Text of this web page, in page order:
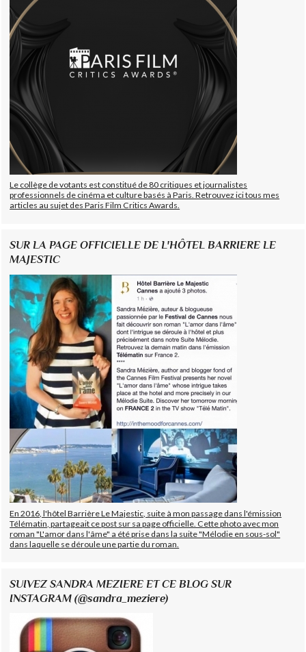
Le collège de votants est constitué de 80 critiques et journalistes
professionnels de cinéma et culture basés à Paris. Retrouvez ici tous mes
articles au sujet des Paris Film Critics Awards.
SUR LA PAGE OFFICIELLE DE L'HÔTEL BARRIERE LE
MAJESTIC
En 2016, l'hôtel Barrière Le Majestic, suite à mon passage dans l'émission
Télématin, partageait ce post sur sa page officielle. Cette photo avec mon
roman "L'amor dans l'âme" a été prise dans la suite "Mélodie en sous-sol"
dans laquelle se déroule une partie du roman.
SUIVEZ SANDRA MEZIERE ET CE BLOG SUR
INSTAGRAM (@sandra_meziere)